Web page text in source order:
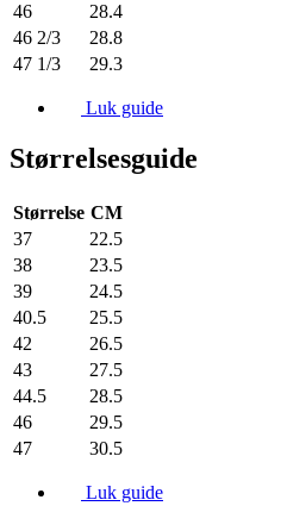
46
28.4
46 2/3
28.8
47 1/3
29.3
Luk guide
Størrelsesguide
Størrelse CM
37
22.5
38
23.5
39
24.5
40.5
25.5
42
26.5
43
27.5
44.5
28.5
46
29.5
47
30.5
Luk guide